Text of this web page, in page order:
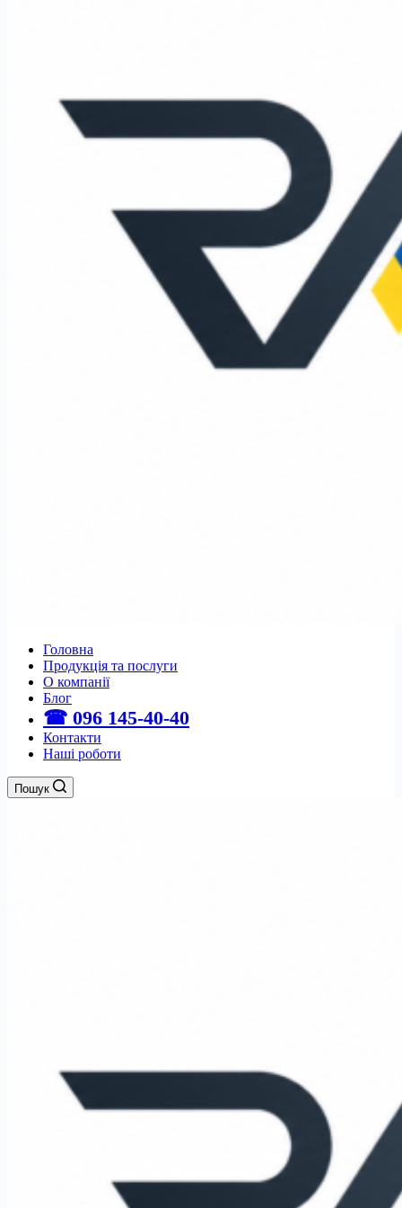
Головна
Продукція та послуги
О компанії
Блог
☎ 096 145-40-40
Контакти
Наші роботи
Пошук